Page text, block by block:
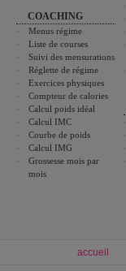
COACHING
Menus régime
Liste de courses
Suivi des mensurations
Réglette de régime
Exercices physiques
Compteur de calories
Calcul poids idéal
Calcul IMC
Courbe de poids
Calcul IMG
Grossesse mois par
mois
accueil